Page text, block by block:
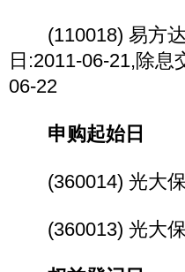
(110018) 易方达
日:2011-06-21,除息
06-22
申购起始日
(360014) 光大保
(360013) 光大保